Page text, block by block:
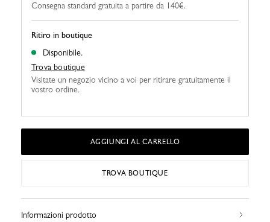
Ritiro in boutique
Disponibile.
Trova boutique
Visitate un negozio vicino a voi per ritirare gratuitamente il
vostro ordine.
Consegna standard gratuita a partire da 140€.
AGGIUNGI AL CARRELLO
TROVA BOUTIQUE
Informazioni prodotto